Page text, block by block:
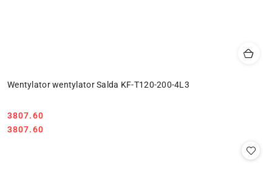
Wentylator wentylator Salda KF-T120-200-4L3
Cena:
3807.60
Cena:
3807.60